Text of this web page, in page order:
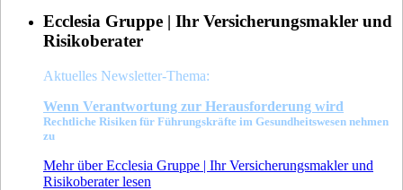
Ecclesia Gruppe | Ihr Versicherungsmakler und
Risikoberater
Aktuelles Newsletter-Thema:
Wenn Verantwortung zur Herausforderung wird
Rechtliche Risiken für Führungskräfte im Gesundheitswesen nehmen
zu
Mehr über Ecclesia Gruppe | Ihr Versicherungsmakler und
Risikoberater lesen